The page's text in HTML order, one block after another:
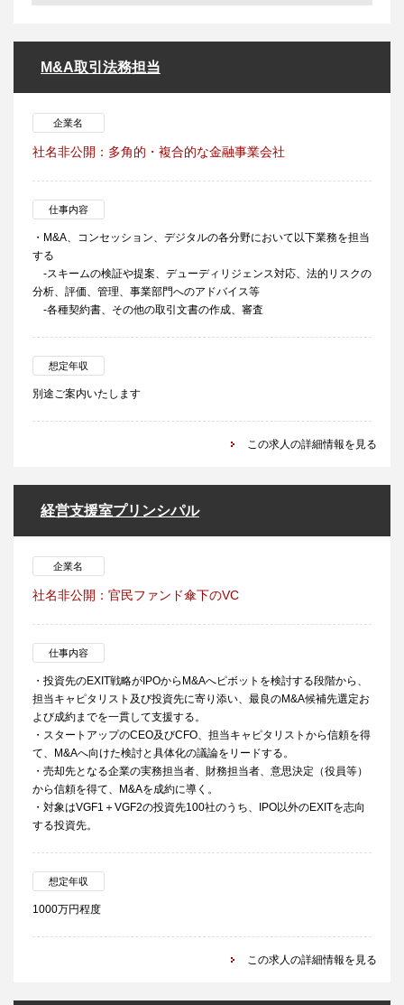
M&A取引法務担当
企業名
社名非公開：多角的・複合的な金融事業会社
仕事内容
・M&A、コンセッション、デジタルの各分野において以下業務を担当
する
-スキームの検証や提案、デューディリジェンス対応、法的リスクの
分析、評価、管理、事業部門へのアドバイス等
-各種契約書、その他の取引文書の作成、審査
想定年収
別途ご案内いたします
この求人の詳細情報を見る
経営支援室プリンシパル
企業名
社名非公開：官民ファンド傘下のVC
仕事内容
・投資先のEXIT戦略がIPOからM&Aへピボットを検討する段階から、
担当キャピタリスト及び投資先に寄り添い、最良のM&A候補先選定お
よび成約までを一貫して支援する。
・スタートアップのCEO及びCFO、担当キャピタリストから信頼を得
て、M&Aへ向けた検討と具体化の議論をリードする。
・売却先となる企業の実務担当者、財務担当者、意思決定（役員等）
から信頼を得て、M&Aを成約に導く。
・対象はVGF1＋VGF2の投資先100社のうち、IPO以外のEXITを志向
する投資先。
想定年収
1000万円程度
この求人の詳細情報を見る